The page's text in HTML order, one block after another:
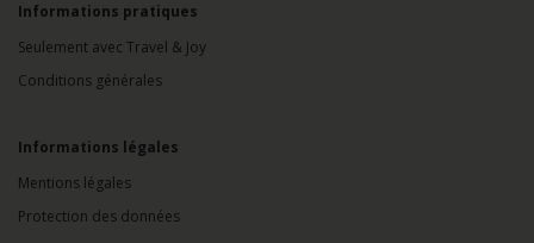
Informations pratiques
Seulement avec Travel & Joy
Conditions générales
Informations légales
Mentions légales
Protection des données